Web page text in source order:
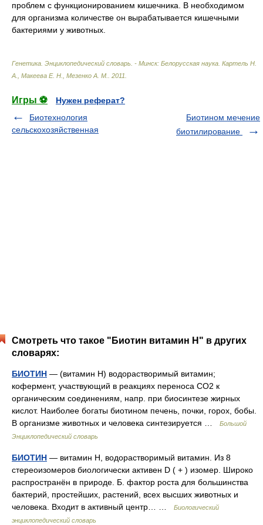
проблем с функционированием кишечника. В необходимом
для организма количестве он вырабатывается кишечными
бактериями у животных.
Генетика. Энциклопедический словарь. - Минск: Белорусская наука Картель Н.
А., Макеева Е. Н., Мезенко А. М.
2011
Игры ⚽
Нужен реферат?
Биотехнология
сельскохозяйственная
Биотином мечение
биотилирование
Смотреть что такое "Биотин витамин Н" в других
словарях:
БИОТИН — (витамин H) водорастворимый витамин;
кофермент, участвующий в реакциях переноса CO2 к
органическим соединениям, напр. при биосинтезе жирных
кислот. Наиболее богаты биотином печень, почки, горох, бобы.
В организме животных и человека синтезируется …
Большой
Энциклопедический словарь
БИОТИН — витамин Н, водорастворимый витамин. Из 8
стереоизомеров биологически активен D ( + ) изомер. Широко
распространён в природе. Б. фактор роста для большинства
бактерий, простейших, растений, всех высших животных и
человека. Входит в активный центр… …
Биологический
энциклопедический словарь